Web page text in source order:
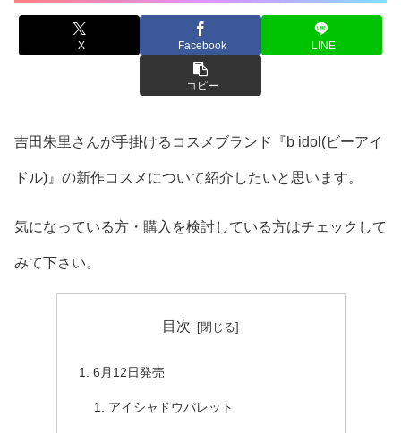
X Facebook LINE
コピー
吉田朱里さんが手掛けるコスメブランド『b idol(ビーアイ
ドル)』の新作コスメについて紹介したいと思います。
気になっている方・購入を検討している方はチェックして
みて下さい。
目次
6月12日発売
アイシャドウパレット